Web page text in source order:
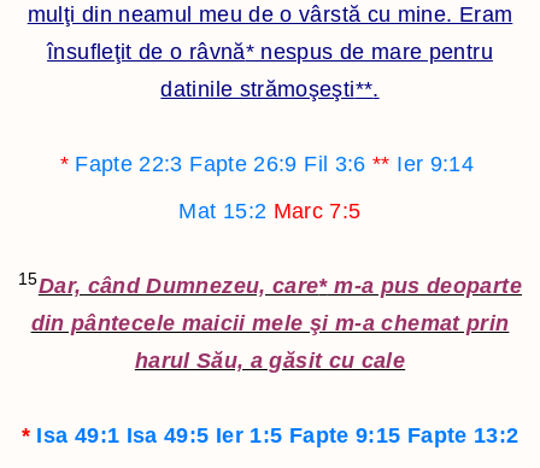
mulţi din neamul meu de o vârstă cu mine. Eram
însufleţit de o râvnă* nespus de mare pentru
datinile strămoşeşti**.
* Fapte 22:3 Fapte 26:9 Fil 3:6 ** Ier 9:14
Mat 15:2 Marc 7:5
15Dar, când Dumnezeu, care*m-a pus deoparte
din pântecele maicii mele şi m-a chemat prin
harul Său, a găsit cu cale
* Isa 49:1 Isa 49:5 Ier 1:5 Fapte 9:15 Fapte 13:2